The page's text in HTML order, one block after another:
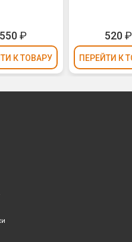
550₽
К ТОВАРУ
520₽
ПЕРЕЙТИ К